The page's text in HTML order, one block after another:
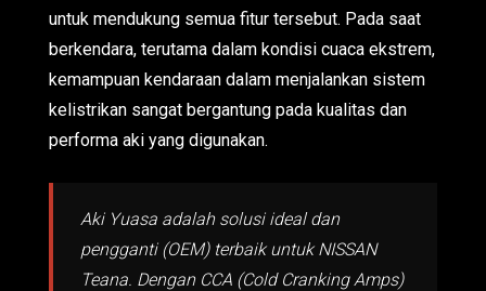
untuk mendukung semua fitur tersebut. Pada saat
berkendara, terutama dalam kondisi cuaca ekstrem,
kemampuan kendaraan dalam menjalankan sistem
kelistrikan sangat bergantung pada kualitas dan
performa aki yang digunakan.
Aki Yuasa adalah solusi ideal dan
pengganti (OEM) terbaik untuk NISSAN
Teana. Dengan CCA (Cold Cranking Amps)